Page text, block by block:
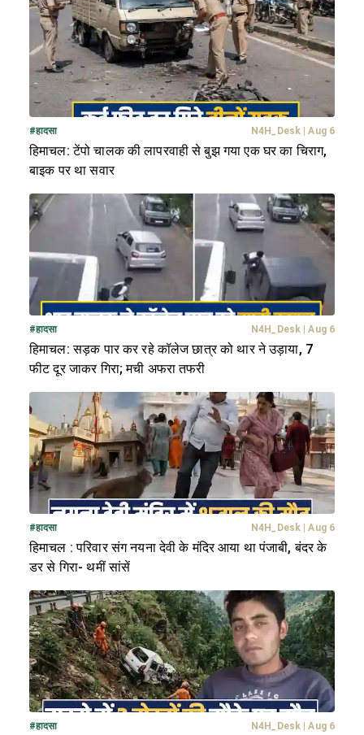
#हादसा N4H_Desk | Aug 6
हिमाचल: टेंपो चालक की लापरवाही से बुझ गया एक घर का चिराग,
बाइक पर था सवार
#हादसा N4H_Desk | Aug 6
हिमाचल: सड़क पार कर रहे कॉलेज छात्र को थार ने उड़ाया, 7
फीट दूर जाकर गिरा; मची अफरा तफरी
#हादसा N4H_Desk | Aug 6
हिमाचल : परिवार संग नयना देवी के मंदिर आया था पंजाबी, बंदर के
डर से गिरा- थमीं सांसें
#हादसा N4H_Desk | Aug 6